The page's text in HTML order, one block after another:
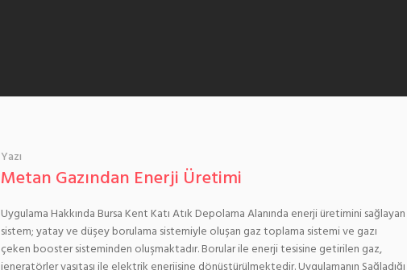
Yazı
Metan Gazından Enerji Üretimi
Uygulama Hakkında Bursa Kent Katı Atık Depolama Alanında enerji üretimini sağlayan
sistem; yatay ve düşey borulama sistemiyle oluşan gaz toplama sistemi ve gazı
çeken booster sisteminden oluşmaktadır. Borular ile enerji tesisine getirilen gaz,